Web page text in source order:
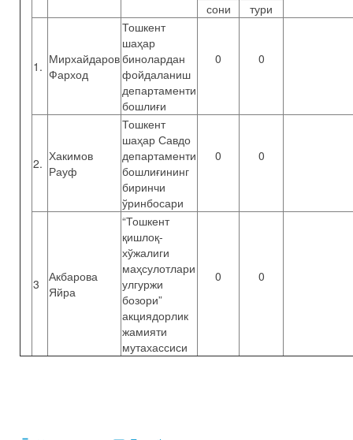
сони
тури
1. Мирхайдаров
Фарход
Тошкент
шаҳар
бинолардан
фойдаланиш
департаменти
бошлиғи
0 0
2. Хакимов
Рауф
Тошкент
шаҳар Савдо
департаменти
бошлиғининг
биринчи
ўринбосари
0 0
3
Акбарова
Яйра
“Тошкент
қишлоқ-
хўжалиги
маҳсулотлари
улгуржи
бозори”
акциядорлик
жамияти
мутахассиси
0 0